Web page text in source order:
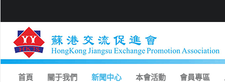
首頁 關于我們 新聞中心 本會活動 會員專區